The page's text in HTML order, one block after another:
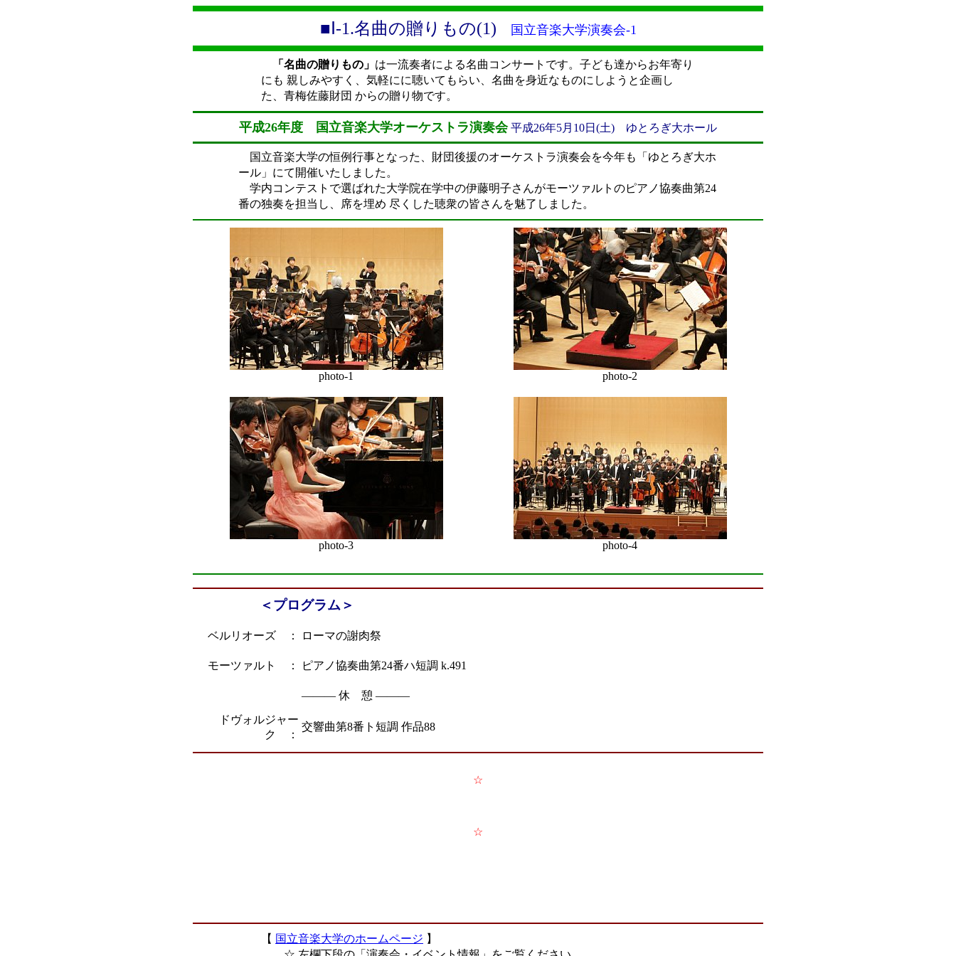
■Ⅰ-1.名曲の贈りもの(1) 国立音楽大学演奏会-1
「名曲の贈りもの」 は一流奏者による名曲コンサートです。子ども達からお年寄り
にも 親しみやすく、気軽にに聴いてもらい、名曲を身近なものにしようと企画し
た、青梅佐藤財団 からの贈り物です。
平成26年度 国立音楽大学オーケストラ演奏会 平成26年5月10日(土) ゆとろぎ大ホール
国立音楽大学の恒例行事となった、財団後援のオーケストラ演奏会を今年も「ゆとろぎ大ホ
ール」にて開催いたしました。
学内コンテストで選ばれた大学院在学中の伊藤明子さんがモーツァルトのピアノ協奏曲第24
番の独奏を担当し、席を埋め 尽くした聴衆の皆さんを魅了しました。
photo-1 photo-2
photo-3 photo-4
＜プログラム＞
ベルリオーズ ： ローマの謝肉祭
モーツァルト ： ピアノ協奏曲第24番ハ短調 k.491
――― 休 憩 ―――
ドヴォルジャー
ク ：
交響曲第8番ト短調 作品88
☆
☆
【 国立音楽大学のホームページ 】